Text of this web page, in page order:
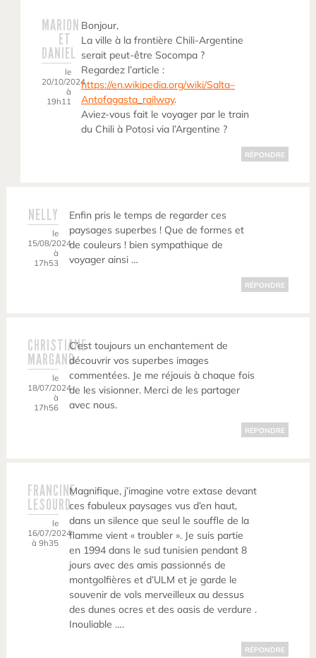
MARION
ET
DANIEL
le
20/10/2024
à
19h11
Bonjour,
La ville à la frontière Chili-Argentine
serait peut-être Socompa ?
Regardez l’article :
https://en.wikipedia.org/wiki/Salta–
Antofagasta_railway.
Aviez-vous fait le voyager par le train
du Chili à Potosi via l’Argentine ?
RÉPONDRE
NELLY
le
15/08/2024
à
17h53
Enfin pris le temps de regarder ces
paysages superbes ! Que de formes et
de couleurs ! bien sympathique de
voyager ainsi …
RÉPONDRE
CHRISTIANE
MARGAND
le
18/07/2024
à
17h56
C’est toujours un enchantement de
découvrir vos superbes images
commentées. Je me réjouis à chaque fois
de les visionner. Merci de les partager
avec nous.
RÉPONDRE
FRANCINE
LESOURD
le
16/07/2024
à 9h35
Magnifique, j’imagine votre extase devant
ces fabuleux paysages vus d’en haut,
dans un silence que seul le souffle de la
flamme vient « troubler ». Je suis partie
en 1994 dans le sud tunisien pendant 8
jours avec des amis passionnés de
montgolfières et d’ULM et je garde le
souvenir de vols merveilleux au dessus
des dunes ocres et des oasis de verdure .
Inouliable ….
RÉPONDRE